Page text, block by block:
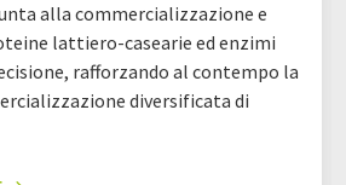
alla commercializzazione e
lattiero-casearie ed enzimi
rafforzando al contempo la
diversificata di